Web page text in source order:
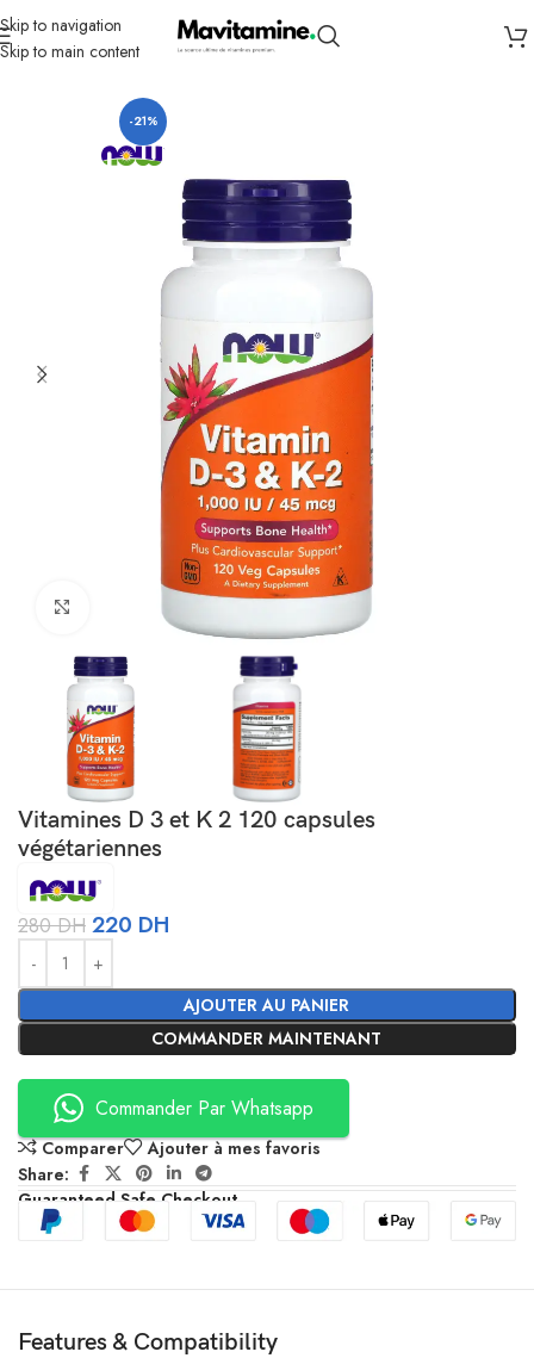
Skip to navigation
Skip to main content
Accueil Compléments
-21%
Vitamines D 3 et K 2 120 capsules
végétariennes
280DH 220 DH
AJOUTER AU PANIER
COMMANDER MAINTENANT
Alternative:
Commander Par Whatsapp
Comparer
Ajouter à mes favoris
Share:
Guaranteed Safe Checkout
Features & Compatibility